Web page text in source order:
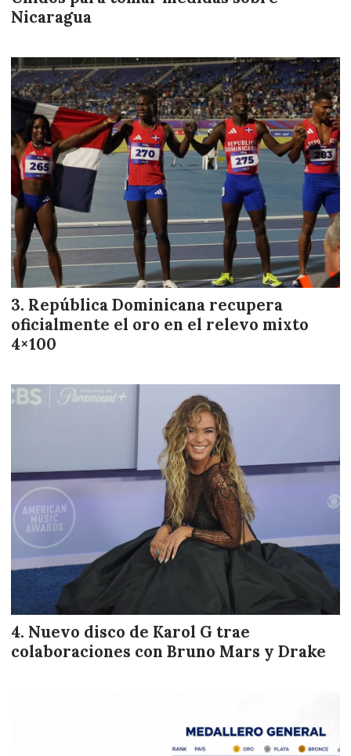
Nicaragua
República Dominicana recupera
oficialmente el oro en el relevo mixto
4×100
Nuevo disco de Karol G trae
colaboraciones con Bruno Mars y Drake